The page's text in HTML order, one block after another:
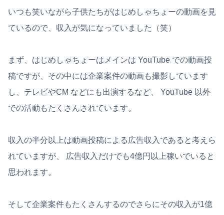
いつも笑いながら子供たちがはじめしゃちょーの動画を見
ているので、収入が気になっていました（笑）
まず、はじめしゃちょーはメインは YouTube での動画投
稿ですが、その中には企業案件の動画も撮影しています
し、テレビやCM などにも出演するなど、 YouTube 以外
での活動もたくさんされています。
収入の半分以上は動画投稿による広告収入であると考えら
れていますが、 広告収入だけでも4億円以上稼いでいると
思われます。
そして企業案件もたくさんするのでさらにその収入が1億